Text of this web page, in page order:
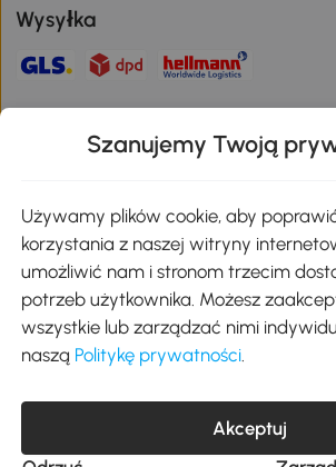
Wysyłka
Pobierz aplikację Aosom
Google Play
kontakt@aosom.pl
MH Handel GmbH, Wendenstraße 309,
9:00 - 17:30
Szanujemy Twoją
Używamy plików cookie, aby
korzystania z naszej witryny
umożliwić nam i stronom trzecim
potrzeb użytkownika. Możesz
wszystkie lub zarządzać nimi
naszą Politykę prywatności.
Akceptuj